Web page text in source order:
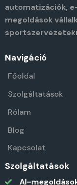
automatizációk,
megoldások
Navigáció
Főoldal
Szolgáltatások
Rólam
Blog
Kapcsolat
Szolgáltatások
AI-